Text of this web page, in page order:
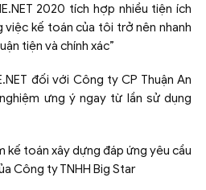
2020 tích hợp nhiều tiện ích
việc kế toán của tôi trở nên nhanh
tiện và chính xác”
đối với Công ty CP Thuận An
nghiệm ưng ý ngay từ lần sử dụng
kế toán xây dựng đáp ứng yêu cầu
Công ty TNHH Big Star